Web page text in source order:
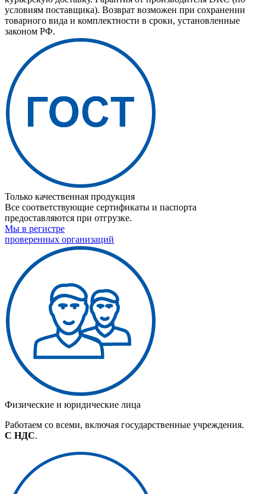
условиям поставщика). Возврат возможен при сохранении
товарного вида и комплектности в сроки, установленные
законом РФ.
Только качественная продукция
Все соответствующие сертификаты и паспорта
предоставляются при отгрузке.
Мы в регистре
проверенных организаций
Физические и юридические лица
Работаем со всеми, включая государственные учреждения.
С НДС.